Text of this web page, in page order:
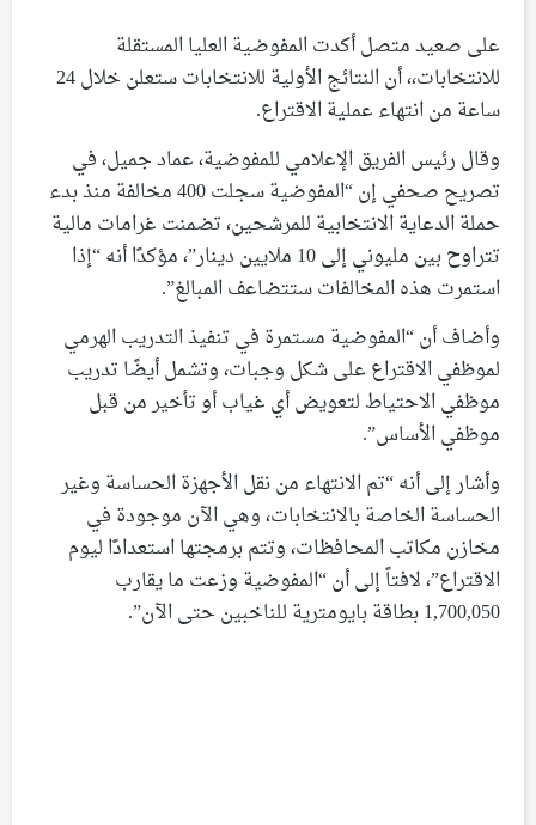
على صعيد متصل أكدت المفوضية العليا المستقلة
للانتخابات،، أن النتائج الأولية للانتخابات ستعلن خلال 24
ساعة من انتهاء عملية الاقتراع.
وقال رئيس الفريق الإعلامي للمفوضية، عماد جميل، في
تصريح صحفي إن “المفوضية سجلت 400 مخالفة منذ بدء
حملة الدعاية الانتخابية للمرشحين، تضمنت غرامات مالية
تتراوح بين مليوني إلى 10 ملايين دينار”، مؤكدًا أنه “إذا
استمرت هذه المخالفات ستتضاعف المبالغ”.
وأضاف أن “المفوضية مستمرة في تنفيذ التدريب الهرمي
لموظفي الاقتراع على شكل وجبات، وتشمل أيضًا تدريب
موظفي الاحتياط لتعويض أي غياب أو تأخير من قبل
موظفي الأساس”.
وأشار إلى أنه “تم الانتهاء من نقل الأجهزة الحساسة وغير
الحساسة الخاصة بالانتخابات، وهي الآن موجودة في
مخازن مكاتب المحافظات، وتتم برمجتها استعدادًا ليوم
الاقتراع”، لافتاً إلى أن “المفوضية وزعت ما يقارب
1,700,050 بطاقة بايومترية للناخبين حتى الآن”.